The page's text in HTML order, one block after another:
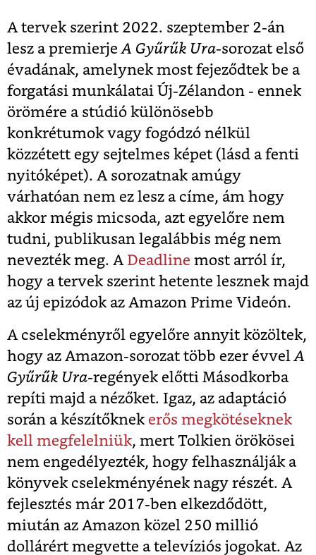
A tervek szerint 2022. szeptember 2-án
lesz a premierje A Gyűrűk Ura-sorozat első
évadának, amelynek most fejeződtek be a
forgatási munkálatai Új-Zélandon - ennek
örömére a stúdió különösebb
konkrétumok vagy fogódzó nélkül
közzétett egy sejtelmes képet (lásd a fenti
nyitóképet). A sorozatnak amúgy
várhatóan nem ez lesz a címe, ám hogy
akkor mégis micsoda, azt egyelőre nem
tudni, publikusan legalábbis még nem
nevezték meg. A Deadline most arról ír,
hogy a tervek szerint hetente lesznek majd
az új epizódok az Amazon Prime Videón.
A cselekményről egyelőre annyit közöltek,
hogy az Amazon-sorozat több ezer évvel A
Gyűrűk Ura-regények előtti Másodkorba
repíti majd a nézőket. Igaz, az adaptáció
során a készítőknek erős megkötéseknek
kell megfelelniük, mert Tolkien örökösei
nem engedélyezték, hogy felhasználják a
könyvek cselekményének nagy részét. A
fejlesztés már 2017-ben elkezdődött,
miután az Amazon közel 250 millió
dollárért megvette a televíziós jogokat. Az